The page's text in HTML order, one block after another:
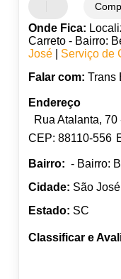
Onde Fica:
Carreto - Bairro:
José| Serviço de
Falar com: Trans
Endereço
Rua Atalanta,
CEP: 88110-556
Bairro: - Bairro:
Cidade: São José
Estado: SC
Classificar e